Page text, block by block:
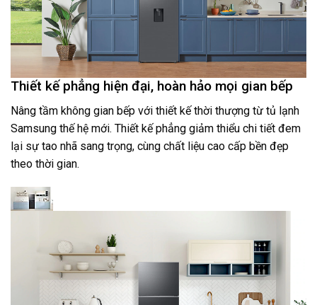
Thiết kế phẳng hiện đại, hoàn hảo mọi gian bếp
Nâng tầm không gian bếp với thiết kế thời thượng từ tủ lạnh
Samsung thế hệ mới. Thiết kế phẳng giảm thiểu chi tiết đem
lại sự tao nhã sang trọng, cùng chất liệu cao cấp bền đẹp
theo thời gian.